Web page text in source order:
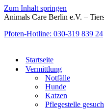
Zum Inhalt springen
Animals Care Berlin e.V. –
Pfoten-Hotline: 030-319 839 24
Startseite
Vermittlung
Notfälle
Hunde
Katzen
Pflegestelle